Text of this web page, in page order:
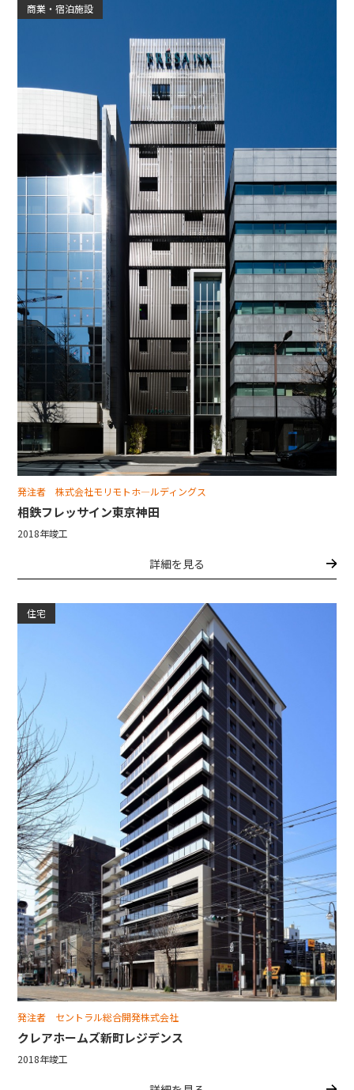
商業・宿泊施設
発注者 株式会社モリモトホ―ルディングス
相鉄フレッサイン東京神田
2018年竣工
詳細を見る
住宅
発注者 セントラル総合開発株式会社
クレアホームズ新町レジデンス
2018年竣工